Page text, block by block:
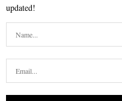
updated!